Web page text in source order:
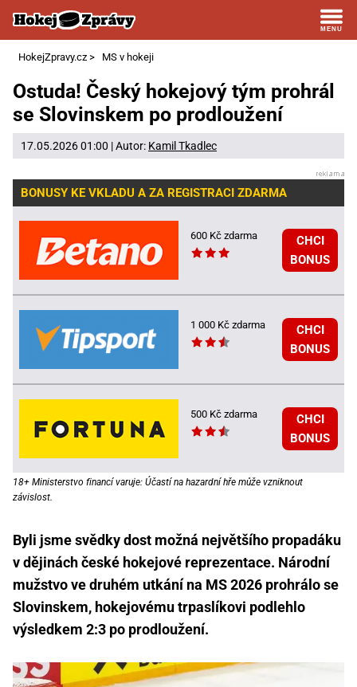
HokejZpravy.cz > MS v hokeji
Ostuda! Český hokejový tým prohrál
se Slovinskem po prodloužení
17.05.2026 01:00 | Autor: Kamil Tkadlec
BONUSY KE VKLADU A ZA REGISTRACI ZDARMA
600 Kč zdarma
CHCI
BONUS
1 000 Kč zdarma
CHCI
BONUS
500 Kč zdarma
CHCI
BONUS
18+ Ministerstvo financí varuje: Účastí na hazardní hře může vzniknout
závislost.
Byli jsme svědky dost možná největšího propadáku
v dějinách české hokejové reprezentace. Národní
mužstvo ve druhém utkání na MS 2026 prohrálo se
Slovinskem, hokejovému trpaslíkovi podlehlo
výsledkem 2:3 po prodloužení.